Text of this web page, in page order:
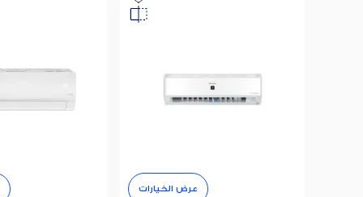
عرض الخيارات